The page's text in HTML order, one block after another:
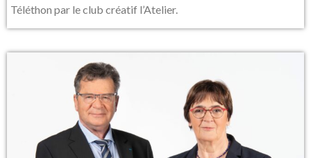
Téléthon par le club créatif l’Atelier.